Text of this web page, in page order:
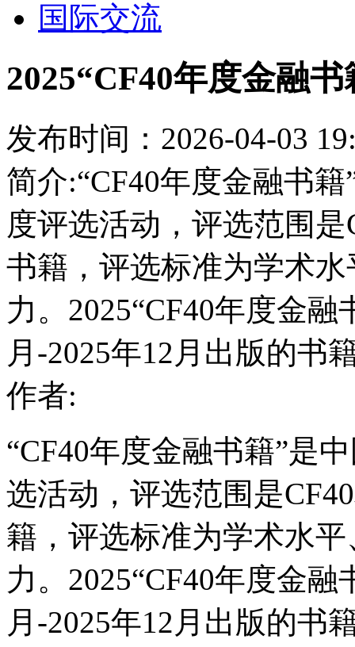
国际交流
2025“CF40年度金融
发布时间：2026-04-03
简介:“CF40年度金融书
度评选活动，评选范围
书籍，评选标准为学术
力。2025“CF40年度金
月-2025年12月出版的书
作者:
“CF40年度金融书籍”是
选活动，评选范围是
籍，评选标准为学术水
力。2025“CF40年度金
月-2025年12月出版的书